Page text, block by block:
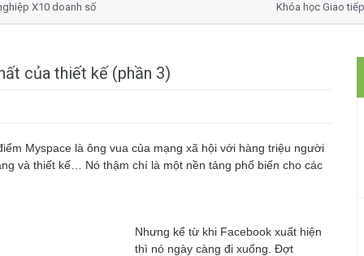
X10 doanh số Khóa học Giao tiếp
của thiết kế (phần 3)
Myspace là ông vua của mạng xã hội với hàng triệu người
và thiết kế… Nó thậm chí là một nền tảng phổ biến cho các
Nhưng kể từ khi Facebook xuất hiện
thì nó ngày càng đi xuống. Đợt